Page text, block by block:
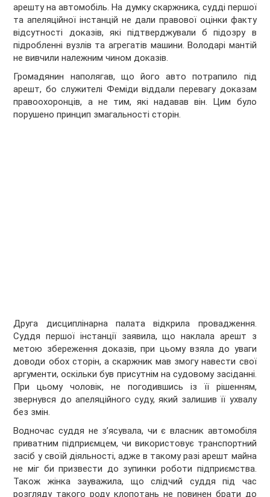
арешту на автомобіль. На думку скаржника, судді першої
та апеляційної інстанцій не дали правової оцінки факту
відсутності доказів, які підтверджували б підозру в
підробленні вузлів та агрегатів машини. Володарі мантій
не вивчили належним чином доказів.
Громадянин наполягав, що його авто потрапило під
арешт, бо служителі Феміди віддали перевагу доказам
правоохоронців, а не тим, які надавав він. Цим було
порушено принцип змагальності сторін.
Друга дисциплінарна палата відкрила провадження.
Суддя першої інстанції заявила, що наклала арешт з
метою збереження доказів, при цьому взяла до уваги
доводи обох сторін, а скаржник мав змогу навести свої
аргументи, оскільки був присутнім на судовому засіданні.
При цьому чоловік, не погодившись із її рішенням,
звернувся до апеляційного суду, який залишив її ухвалу
без змін.
Водночас суддя не з’ясувала, чи є власник автомобіля
приватним підприємцем, чи використовує транспортний
засіб у своїй діяльності, адже в такому разі арешт майна
не міг би призвести до зупинки роботи підприємства.
Також жінка зауважила, що слідчий суддя під час
розгляду такого роду клопотань не повинен брати до